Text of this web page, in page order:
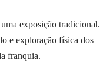
exposição tradicional.
e exploração física dos
franquia.